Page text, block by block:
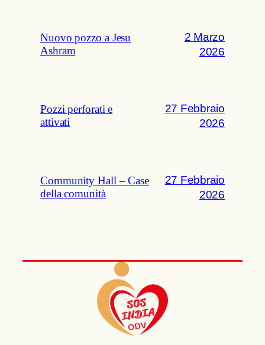
Nuovo pozzo a Jesu
Ashram
2 Marzo
2026
Pozzi perforati e
attivati
27 Febbraio
2026
Community Hall – Case
della comunità
27 Febbraio
2026